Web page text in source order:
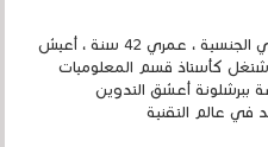
إسمي الكامل الحسين مزواد ، مغربي الجنسية ، عمري 42 سنة ، أعيش
كأستاذ قسم المعلوميات
ببرشلونة أعشق التدوين
في عالم التقنية